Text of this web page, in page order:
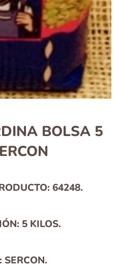
BOLSA 5
Precio
64248.
5 KILOS.
SERCON.